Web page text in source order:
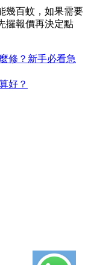
幾百蚊，如果需要
攞報價再決定點
修？新手必看急
好？